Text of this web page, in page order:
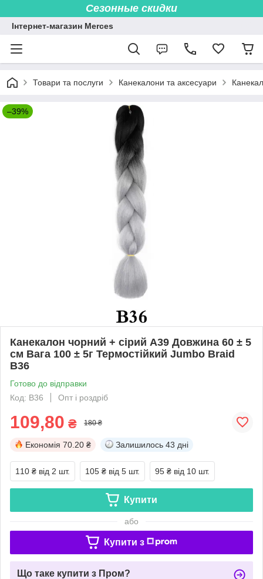
Сезонные скидки
Інтернет-магазин Merces
Товари та послуги Канекалони та аксесуари
–39%
Канекалон чорний + сірий А39 Довжина 60 ± 5
см Вага 100 ± 5г Термостійкий Jumbo Braid
В36
Готово до відправки
Код: В36
Опт і роздріб
109,80 ₴ 180 ₴
Економія 70.20 ₴ Залишилось 43 дні
110 ₴ від 2 шт. 105 ₴ від 5 шт. 95 ₴ від 10 шт.
Купити
або
Купити з
Що таке купити з Пром?